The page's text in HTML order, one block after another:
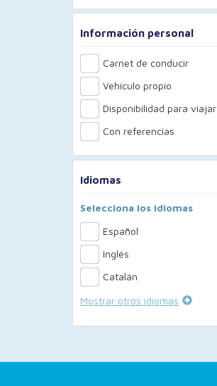
Información personal
Carnet de conducir
Vehículo propio
Disponibilidad para viajar
Con referencias
Idiomas
Selecciona los idiomas
Español
Inglés
Catalán
Mostrar otros idiomas